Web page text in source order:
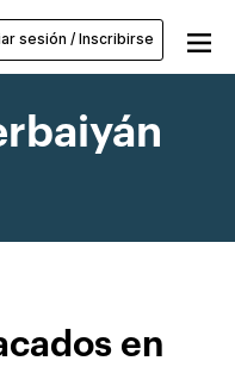
sesión / Inscribirse
en